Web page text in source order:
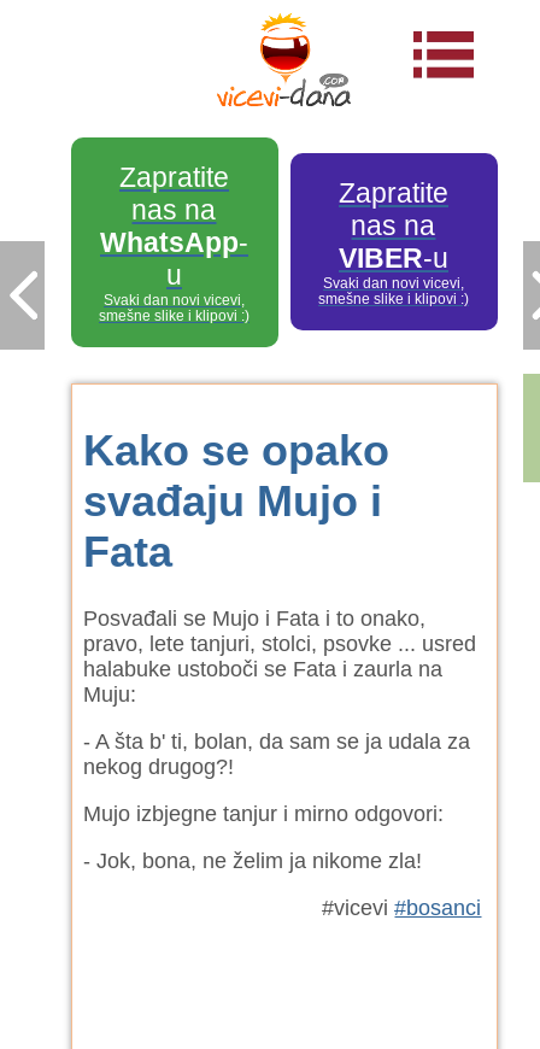
Zapratite
nas na
WhatsApp-
u
Svaki dan novi vicevi,
smešne slike i klipovi :)
Zapratite
nas na
VIBER-u
Svaki dan novi vicevi,
smešne slike i klipovi :)
Kako se opako
svađaju Mujo i
Fata
Posvađali se Mujo i Fata i to onako,
pravo, lete tanjuri, stolci, psovke ... usred
halabuke ustoboči se Fata i zaurla na
Muju:
- A šta b' ti, bolan, da sam se ja udala za
nekog drugog?!
Mujo izbjegne tanjur i mirno odgovori:
- Jok, bona, ne želim ja nikome zla!
#vicevi#bosanci